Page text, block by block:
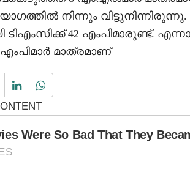
നിന്നും
ടിഎംസിക്ക് 42 എംപിമാരുണ്ട്.
മാത്രമാണ്